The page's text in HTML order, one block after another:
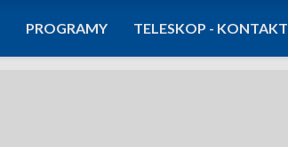
PROGRAMY TELESKOP - KONTAKT